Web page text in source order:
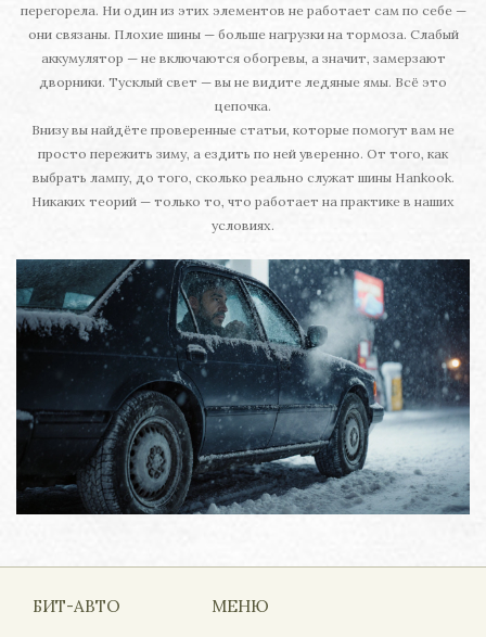
перегорела. Ни один из этих элементов не работает сам по себе —
они связаны. Плохие шины — больше нагрузки на тормоза. Слабый
аккумулятор — не включаются обогревы, а значит, замерзают
дворники. Тусклый свет — вы не видите ледяные ямы. Всё это
цепочка.
Внизу вы найдёте проверенные статьи, которые помогут вам не
просто пережить зиму, а ездить по ней уверенно. От того, как
выбрать лампу, до того, сколько реально служат шины Hankook.
Никаких теорий — только то, что работает на практике в наших
условиях.
БИТ-АВТО МЕНЮ